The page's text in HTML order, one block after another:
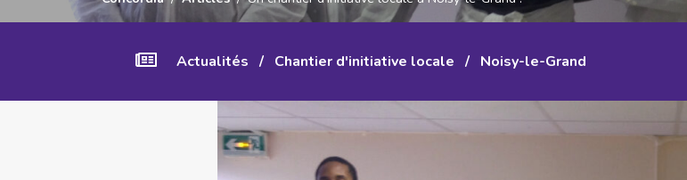
Actualités / Chantier d'initiative locale / Noisy-le-Grand